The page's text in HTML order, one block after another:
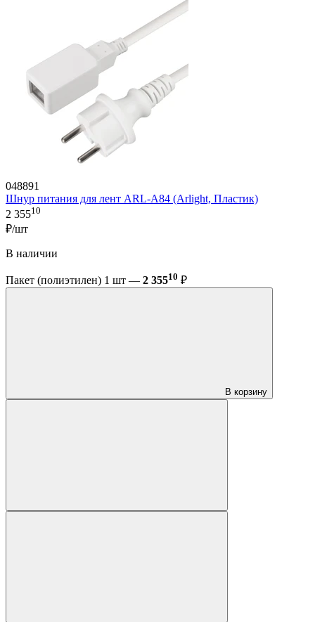
048891
Шнур питания для лент ARL-A84 (Arlight, Пластик)
2 35510
₽/шт
В наличии
Пакет (полиэтилен) 1 шт — 2 35510 ₽
В корзину